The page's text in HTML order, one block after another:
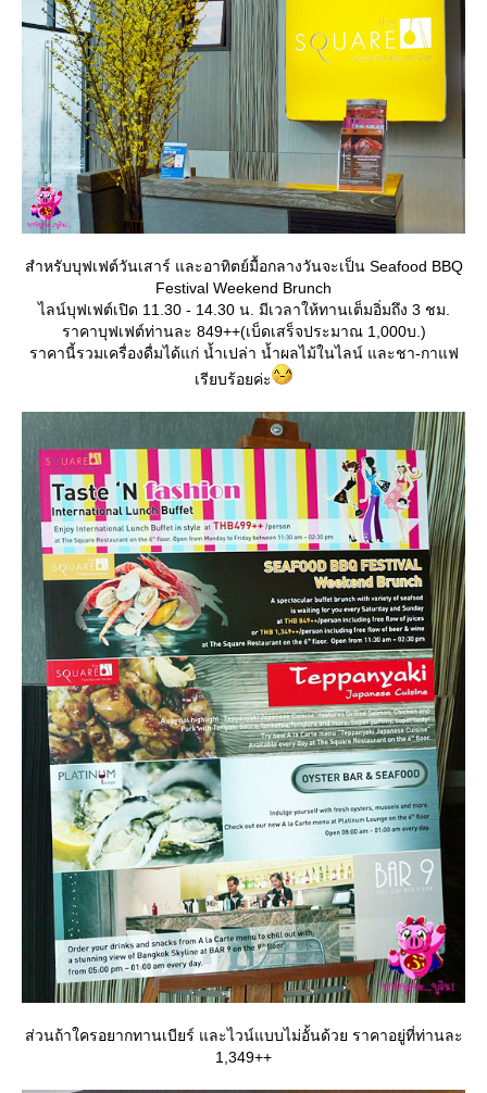
สำหรับบุฟเฟต์วันเสาร์ และอาทิตย์มื้อกลางวันจะเป็น Seafood BBQ
Festival Weekend Brunch
ไลน์บุฟเฟต์เปิด 11.30 - 14.30 น. มีเวลาให้ทานเต็มอิ่มถึง 3 ชม.
ราคาบุฟเฟต์ท่านละ 849++(เบ็ดเสร็จประมาณ 1,000บ.)
ราคานี้รวมเครื่องดื่มได้แก่ น้ำเปล่า น้ำผลไม้ในไลน์ และชา-กาแฟ
เรียบร้อยค่ะ
ส่วนถ้าใครอยากทานเบียร์ และไวน์แบบไม่อั้นด้วย ราคาอยู่ที่ท่านละ
1,349++